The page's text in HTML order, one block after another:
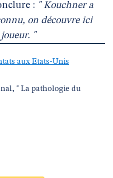
: " Kouchner a
on découvre ici
"
aux Etats-Unis
" La pathologie du